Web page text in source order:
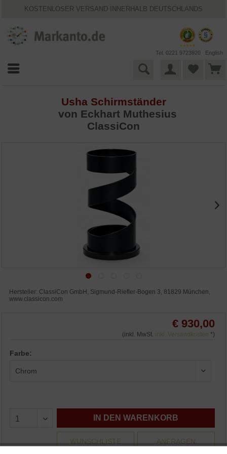
KOSTENLOSER VERSAND INNERHALB DEUTSCHLANDS
BESTPRICE-GARANTIE
Tel. 0221 9723920 English
Usha Schirmständer
von Eckhart Muthesius
ClassiCon
Hersteller: ClassiCon GmbH, Sigmund-Riefler-Bogen 3, 81829 München,
www.classicon.com
€ 930,00
(inkl. MwSt. inkl. Versandkosten *)
Farbe:
IN DEN WARENKORB
WUNSCHLISTE ANFRAGEN